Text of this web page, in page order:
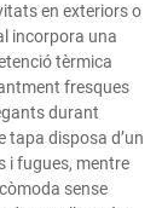
en exteriors o
incorpora una
tèrmica
fresques
durant
tapa disposa d’un
i fugues, mentre
sense